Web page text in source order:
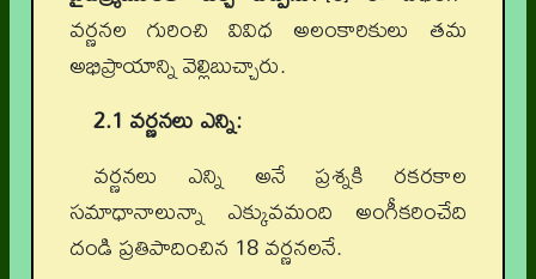
వర్ణనల గురించి వివిధ అలంకారికులు తమ
అభిప్రాయాన్ని వెల్లిబుచ్చారు.
2.1 వర్ణనలు ఎన్ని:
వర్ణనలు ఎన్ని అనే ప్రశ్నకి రకరకాల
సమాధానాలున్నా ఎక్కువమంది అంగీకరించేది
దండి ప్రతిపాదించిన 18 వర్ణనలనే.